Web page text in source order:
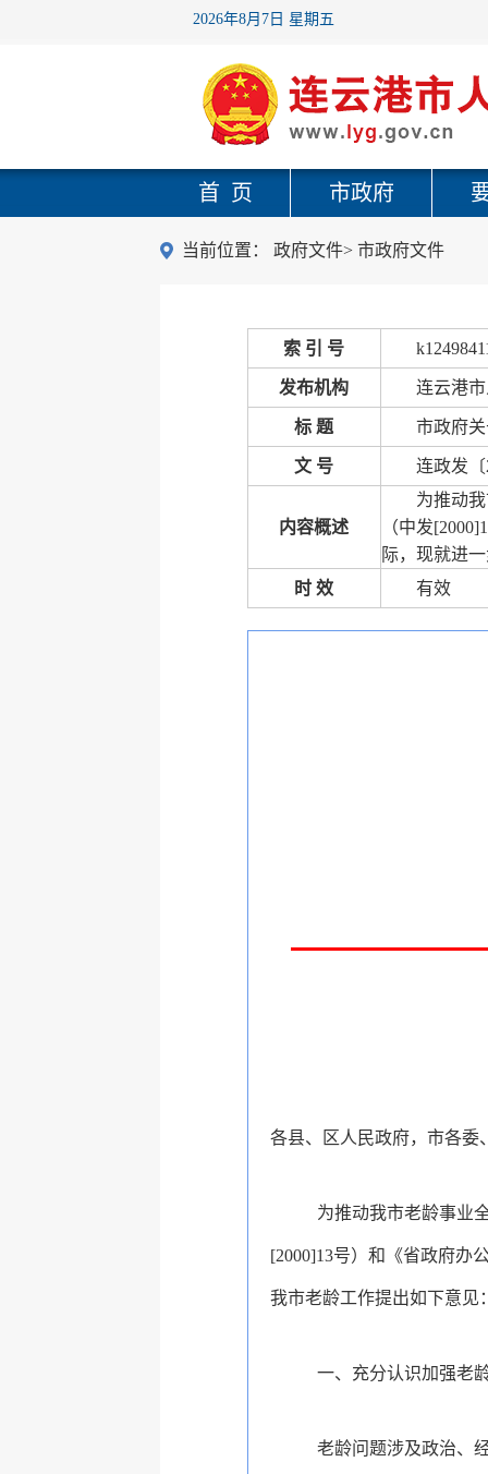
2026年8月7日 星期五
首 页 市政府
当前位置： 政府文件> 市政府文件
索 引 号
发布机构 连云港
标 题 市政府
文 号 连政发〔
内容概述
为推动
（中发
际，现就进
时 效
有效
各县、区人民政府，市各委
为推动我市老龄事业
[2000]13号）和 《省政府办
我市老龄工作提出如下意见
一、充分认识加强老
老龄问题涉及政治、